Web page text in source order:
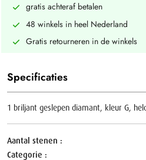
gratis achteraf betalen
48 winkels in heel Nederland
Gratis retourneren in de winkels
Specificaties
1 briljant geslepen diamant, kleur G,
Aantal stenen
Categorie